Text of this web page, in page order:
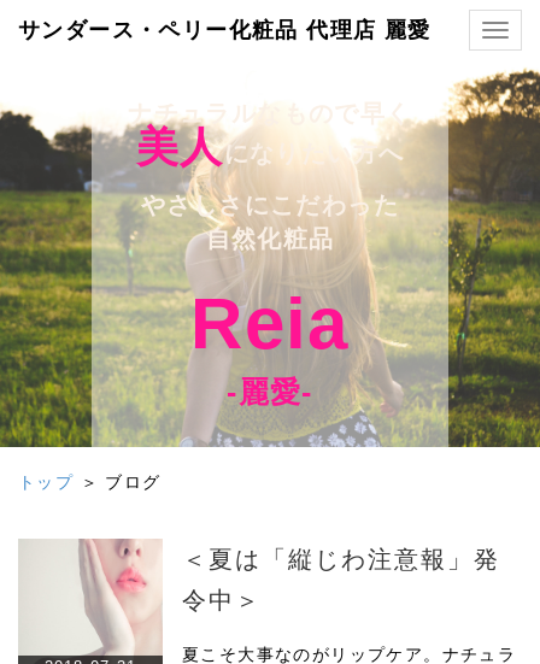
サンダース・ペリー化粧品 代理店 麗愛
ナチュラルなもので早く
美人になりたい方へ
やさしさにこだわった
自然化粧品
Reia
-麗愛-
トップ ＞ ブログ
＜夏は「縦じわ注意報」発
令中＞
夏こそ大事なのがリップケア。ナチュラ